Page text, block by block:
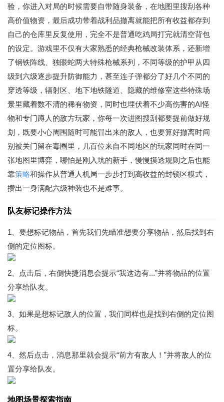
验，你进入对局的时候需要自带随身装备，在地图里搜刮各种
高价值物资，最后成功带着战利品撤离就能把所有收益都存到
自己的仓库里反复使用，完全不是普通吃鸡局打完就清空背包
的设定。游戏里不仅有大家熟悉的经典枪械改装体系，还新增
了钢铁阵线、独眼蛇两大特殊枪械系列，不同等级的护甲从四
级到六级逐步提升防御能力，甚至连子弹都分了好几个不同的
穿透等级，辐射区、地下地铁隧道、隐藏的维修室这些特殊场
景里藏着数不清的稀有物资，同时也埋伏着不少高伤害的AI怪
物和专门蹲人的敌方玩家，你每一次进图搜刮都要提前做好规
划，既要小心周围随时可能冒出来的敌人，也要算好撤离时间
别被关门留在毒圈里，几百位来自不同地区的玩家同时在同一
张地图里博弈，哪怕是刚入坑的新手，慢慢摸透规则之后也能
靠策略和操作从普通人机局一步步打到高收益的封锁区模式，
攒出一身满配六级神装也不是难事。
队友标记操作方法
1、要想标记物品，首先我们先瞄准想要分享物品，然后找到右
侧的定位图标。
2、点击后，右侧快捷消息会提示“我这边有...”并将物品的位置
分享给队友。
3、如果是想标记敌人的位置，我们同样也是找到右侧的定位图
标。
4、然后点击，消息那里就会提示“前方有敌人！”并将敌人的位
置分享给队友。
地图场景探索指南